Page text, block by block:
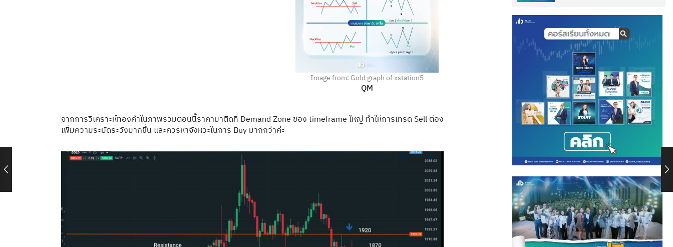
Image from: Gold graph of xstation5
QM
จากการวิเคราะห์ทองคำในภาพรวมตอนนี้ราคามาติดที่ Demand Zone ของ timeframe ใหญ่ ทำให้การเทรด Sell ต้อง
เพิ่มความระมัดระวังมากขึ้น และควรหาจังหวะในการ Buy มากกว่าค่ะ